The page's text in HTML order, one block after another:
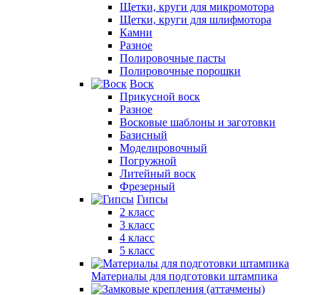
Щетки, круги для микромотора
Щетки, круги для шлифмотора
Камни
Разное
Полировочные пасты
Полировочные порошки
Воск
Прикусной воск
Разное
Восковые шаблоны и заготовки
Базисный
Моделировочный
Погружной
Литейный воск
Фрезерный
Гипсы
2 класс
3 класс
4 класс
5 класс
Материалы для подготовки штампика